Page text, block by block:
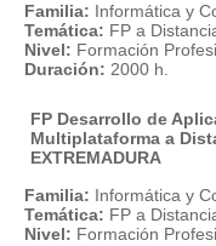
Familia: Informática y
Temática: FP a
Nivel: Formación
Duración: 2000 h.
FP Desarrollo de
Multiplataforma a
EXTREMADURA
Familia: Informática y
Temática: FP a
Nivel: Formación